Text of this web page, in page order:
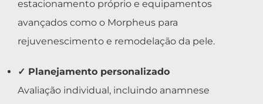
estacionamento próprio e equipamentos
avançados como o Morpheus para
rejuvenescimento e remodelação da pele.
✓ Planejamento personalizado
Avaliação individual, incluindo anamnese